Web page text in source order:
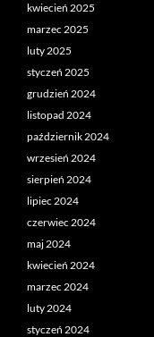
kwiecień 2025
marzec 2025
luty 2025
styczeń 2025
grudzień 2024
listopad 2024
październik 2024
wrzesień 2024
sierpień 2024
lipiec 2024
czerwiec 2024
maj 2024
kwiecień 2024
marzec 2024
luty 2024
styczeń 2024